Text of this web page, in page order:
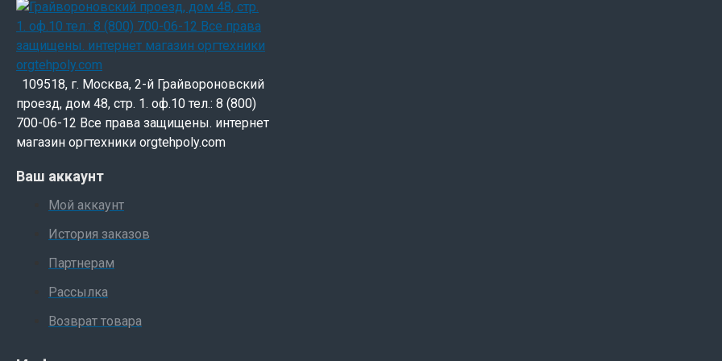
109518, г. Москва, 2-й Грайвороновский
проезд, дом 48, стр. 1. оф.10 тел.: 8 (800)
700-06-12 Все права защищены. интернет
магазин оргтехники orgtehpoly.com
Ваш аккаунт
Мой аккаунт
История заказов
Партнерам
Рассылка
Возврат товара